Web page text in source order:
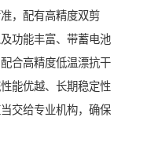
，配有高精度双剪
功能丰富、带蓄电池
合高精度低温漂抗干
能优越、长期稳定性
交给专业机构，确保